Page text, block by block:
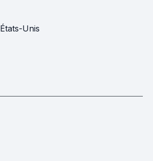
États-Unis